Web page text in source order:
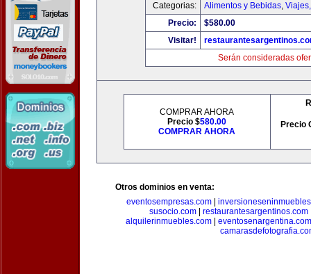
Categorias:
Alimentos y Bebidas,
Precio:
$580.00
Visitar!
Serán consideradas
COMPRAR AHORA
Precio $580.00
COMPRAR AHORA
Precio
Otros dominios en venta:
eventosempresas.com
susocio.com
restaurantesargentinos.com
alquilerinmuebles.com
eventosenargentina.com